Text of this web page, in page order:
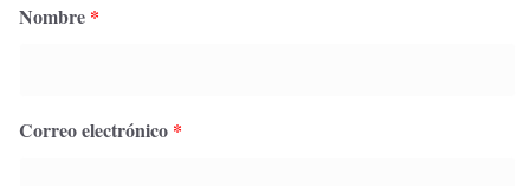
Nombre *
Correo electrónico *